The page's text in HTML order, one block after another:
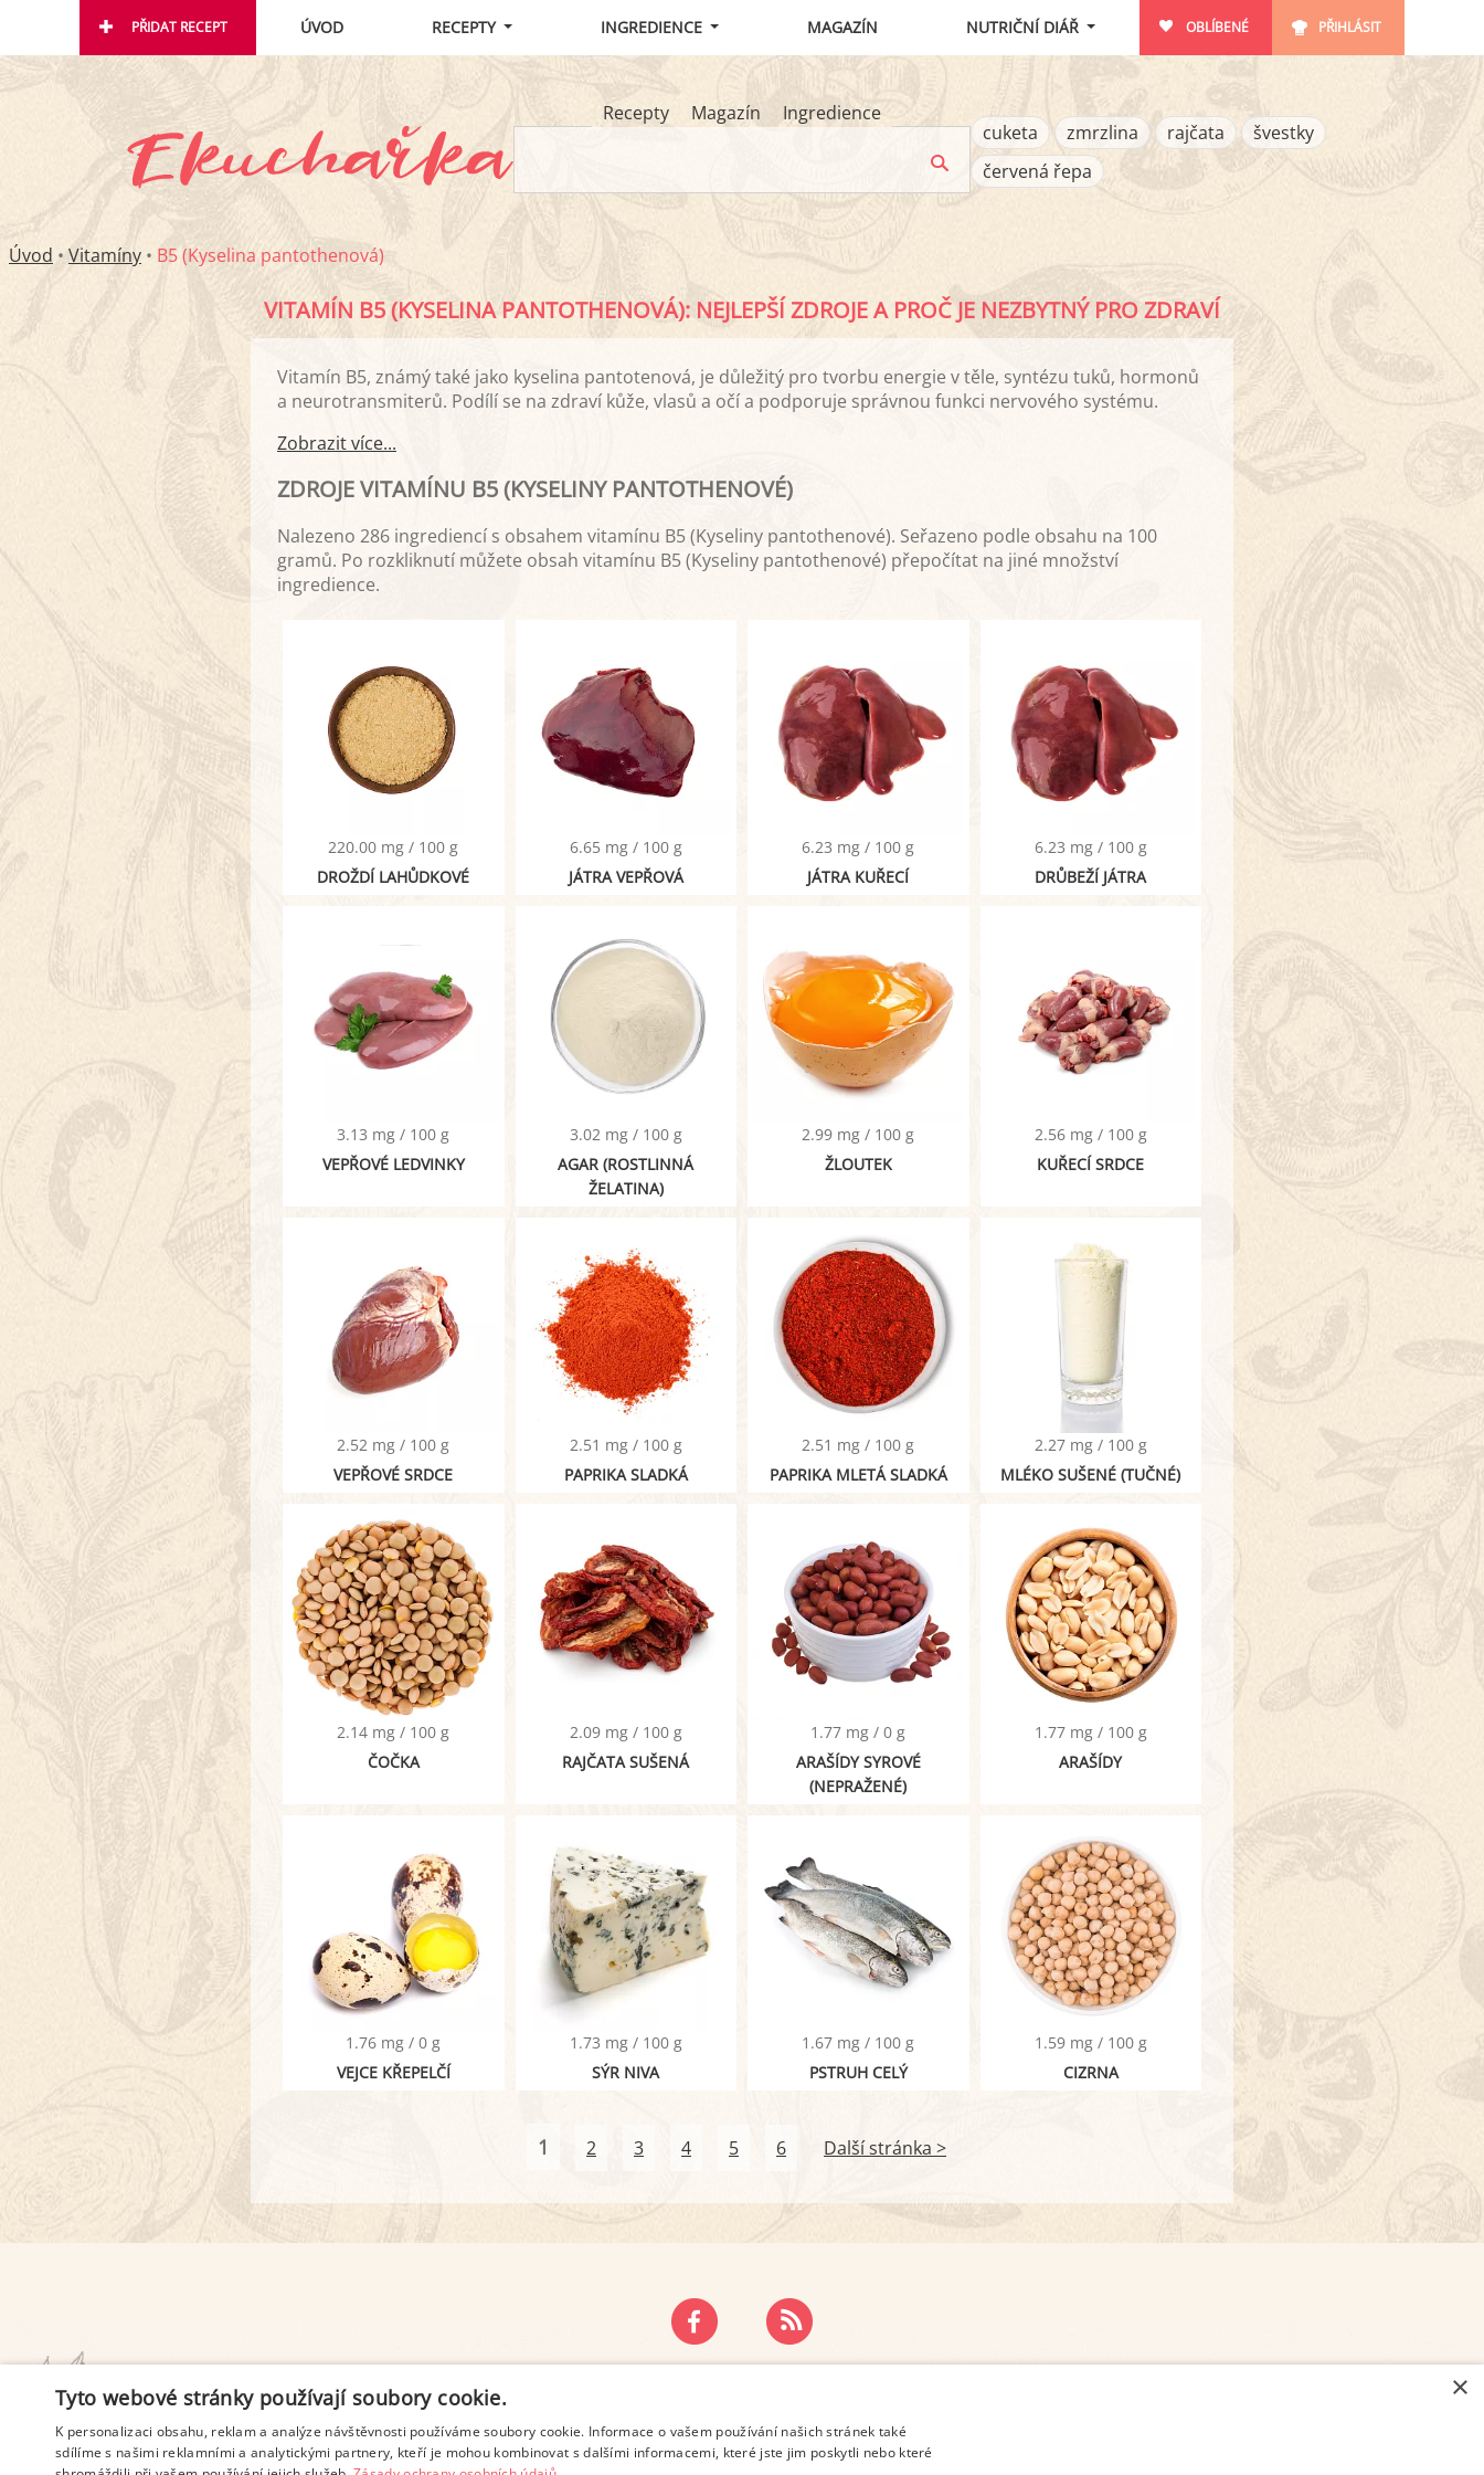
PŘIDAT RECEPT ÚVOD RECEPTY INGREDIENCE MAGAZÍN NUTRIČNÍ DIÁŘ OBLÍBENÉ PŘIHLÁSIT
Recepty Magazín
Ingredience
cuketa
zmrzlina rajčata
švestky
červená řepa
Úvod • Vitamíny • B5 (Kyselina pantothenová)
VITAMÍN B5 (KYSELINA PANTOTHENOVÁ): NEJLEPŠÍ ZDROJE A PROČ JE NEZBYTNÝ PRO ZDRAVÍ
Vitamín B5, známý také jako kyselina pantotenová, je důležitý pro tvorbu energie v těle, syntézu tuků, hormonů
a neurotransmiterů. Podílí se na zdraví kůže, vlasů a očí a podporuje správnou funkci nervového systému.
Zobrazit více...
ZDROJE VITAMÍNU B5 (KYSELINY PANTOTHENOVÉ)
Nalezeno 286 ingrediencí s obsahem vitamínu B5 (Kyseliny pantothenové). Seřazeno podle obsahu na 100
gramů. Po rozkliknutí můžete obsah vitamínu B5 (Kyseliny pantothenové) přepočítat na jiné množství
ingredience.
220.00 mg / 100 g
DROŽDÍ LAHŮDKOVÉ
6.65 mg / 100 g
JÁTRA VEPŘOVÁ
6.23 mg / 100 g
JÁTRA KUŘECÍ
6.23 mg / 100 g
DRŮBEŽÍ JÁTRA
3.13 mg / 100 g
VEPŘOVÉ LEDVINKY
3.02 mg / 100 g
AGAR (ROSTLINNÁ
ŽELATINA)
2.99 mg / 100 g
ŽLOUTEK
2.56 mg / 100 g
KUŘECÍ SRDCE
2.52 mg / 100 g
VEPŘOVÉ SRDCE
2.51 mg / 100 g
PAPRIKA SLADKÁ
2.51 mg / 100 g
PAPRIKA MLETÁ SLADKÁ
2.27 mg / 100 g
MLÉKO SUŠENÉ (TUČNÉ)
2.14 mg / 100 g
ČOČKA
2.09 mg / 100 g
RAJČATA SUŠENÁ
1.77 mg / 0 g
ARAŠÍDY SYROVÉ
(NEPRAŽENÉ)
1.77 mg / 100 g
ARAŠÍDY
1.76 mg / 0 g
VEJCE KŘEPELČÍ
1.73 mg / 100 g
SÝR NIVA
1.67 mg / 100 g
PSTRUH CELÝ
1.59 mg / 100 g
CIZRNA
1 2 3 4 5 6 Další stránka >
PODMÍNKY UŽITÍ ZÁSADY OCHRANY OSOBNÍCH ÚDAJŮ ×
Tyto webové stránky používají soubory cookie.
K personalizaci obsahu, reklam a analýze návštěvnosti používáme soubory cookie. Informace o vašem používání našich stránek také
sdílíme s našimi reklamními a analytickými partnery, kteří je mohou kombinovat s dalšími informacemi, které jste jim poskytli nebo které